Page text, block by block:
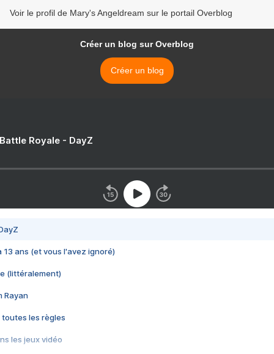
Voir le profil de Mary's Angeldream sur le portail Overblog
Créer un blog sur Overblog
Créer un blog
Royale - DayZ
13 ans (et vous l'avez ignoré)
(littéralement)
Rayan
toutes les règles
les jeux vidéo